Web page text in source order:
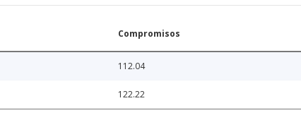
Compromisos
112.04
122.22